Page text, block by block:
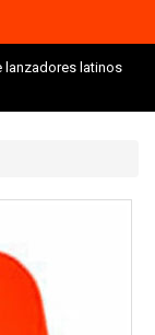
lanzadores latinos